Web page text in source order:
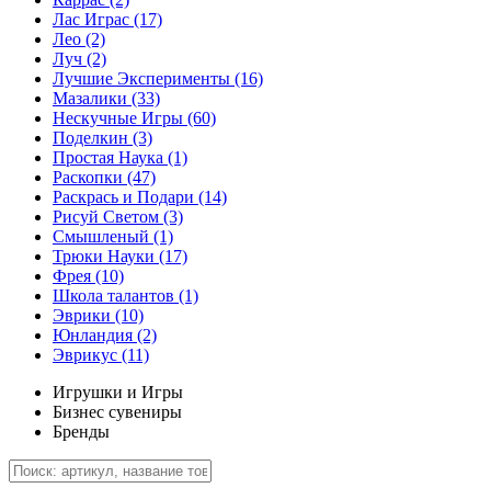
Лас Играс (17)
Лео (2)
Луч (2)
Лучшие Эксперименты (16)
Мазалики (33)
Нескучные Игры (60)
Поделкин (3)
Простая Наука (1)
Раскопки (47)
Раскрась и Подари (14)
Рисуй Светом (3)
Смышленый (1)
Трюки Науки (17)
Фрея (10)
Школа талантов (1)
Эврики (10)
Юнландия (2)
Эврикус (11)
Игрушки и Игры
Бизнес сувениры
Бренды